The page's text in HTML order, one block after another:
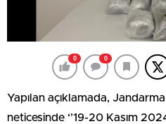
0 0
Yapılan açıklamada,
neticesinde ‘’19-20 Kasım